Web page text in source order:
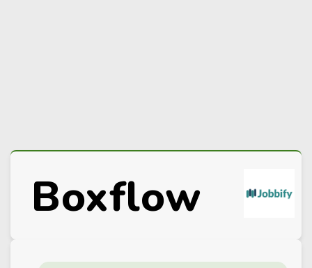
Boxflow